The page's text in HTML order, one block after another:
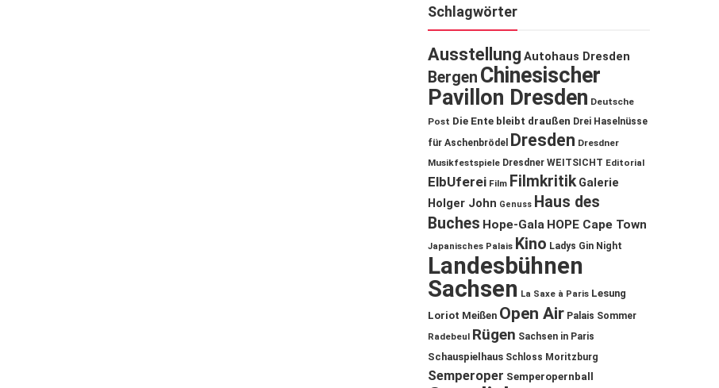
Schlagwörter
Ausstellung Autohaus Dresden
Bergen Chinesischer
Pavillon Dresden Deutsche
Post Die Ente bleibt draußen Drei Haselnüsse
für Aschenbrödel
Dresden Dresdner
Musikfestspiele Dresdner WEITSICHT Editorial
ElbUferei Film Filmkritik Galerie
Holger John Genuss Haus des
Buches Hope-Gala HOPE Cape Town
Japanisches Palais Kino Ladys Gin Night
Landesbühnen
Sachsen La Saxe à Paris Lesung
Loriot Meißen Open Air Palais Sommer
Radebeul Rügen Sachsen in Paris
Schauspielhaus Schloss Moritzburg
Semperoper Semperopernball